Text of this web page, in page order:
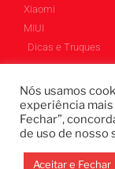
Xiaomi
MIUI
Dicas e Truques
Nós usamos
experiência
Fechar”,
de uso de nosso
Aceitar e Fechar